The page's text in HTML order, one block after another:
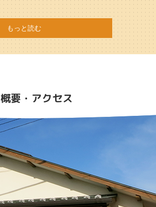
もっと読む
概要・アクセス